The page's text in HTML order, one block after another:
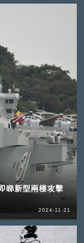
睇新型兩棲攻擊
2024-11-21